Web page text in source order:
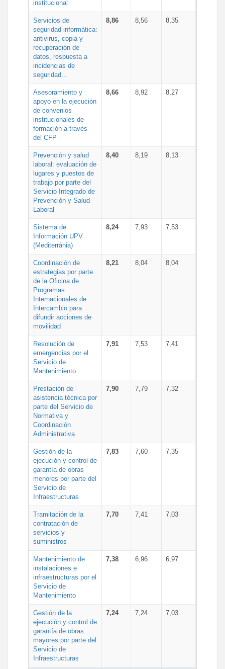
institucional
Servicios de
seguridad informática:
antivirus, copia y
recuperación de
datos, respuesta a
incidencias de
seguridad...
8,86 8,56 8,35
Asesoramiento y
apoyo en la ejecución
de convenios
institucionales de
formación a través
del CFP
8,66 8,92 8,27
Prevención y salud
laboral: evaluación de
lugares y puestos de
trabajo por parte del
Servicio Integrado de
Prevención y Salud
Laboral
8,40 8,19 8,13
Sistema de
Información UPV
(Mediterrània)
8,24 7,93 7,53
Coordinación de
estrategias por parte
de la Oficina de
Programas
Internacionales de
Intercambio para
difundir acciones de
movilidad
8,21 8,04 8,04
Resolución de
emergencias por el
Servicio de
Mantenimiento
7,91 7,53 7,41
Prestación de
asistencia técnica por
parte del Servicio de
Normativa y
Coordinación
Administrativa
7,90 7,79 7,32
Gestión de la
ejecución y control de
garantía de obras
menores por parte del
Servicio de
Infraestructuras
7,83 7,60 7,35
Tramitación de la
contratación de
servicios y
suministros
7,70 7,41 7,03
Mantenimiento de
instalaciones e
infraestructuras por el
Servicio de
Mantenimiento
7,38 6,96 6,97
Gestión de la
ejecución y control de
garantía de obras
mayores por parte del
Servicio de
Infraestructuras
7,24 7,24 7,03